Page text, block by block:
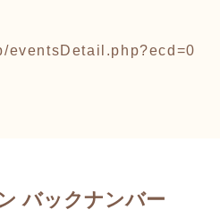
eventsDetail.php?ecd=0
バックナンバー